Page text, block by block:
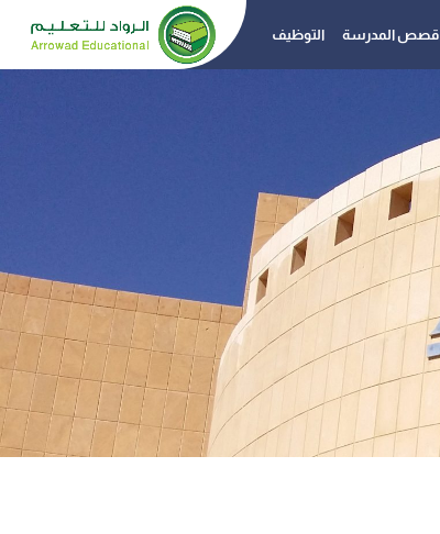
قصص المدرسة التوظيف